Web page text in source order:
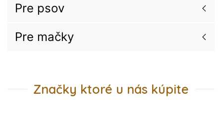
Pre psov
Pre mačky
Značky ktoré u nás kúpite